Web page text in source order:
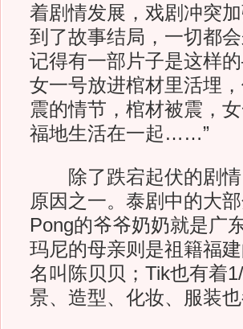
着剧情发展，戏剧冲突
到了故事结局，一切都
记得有一部片子是这样
女一号放进棺材里活埋
震的情节，棺材被震，
福地生活在一起……”
除了跌宕起伏的剧情
原因之一。泰剧中的大
Pong的爷爷奶奶就是广
玛尼的母亲则是祖籍福
名叫陈贝贝；Tik也有着
景、造型、化妆、服装